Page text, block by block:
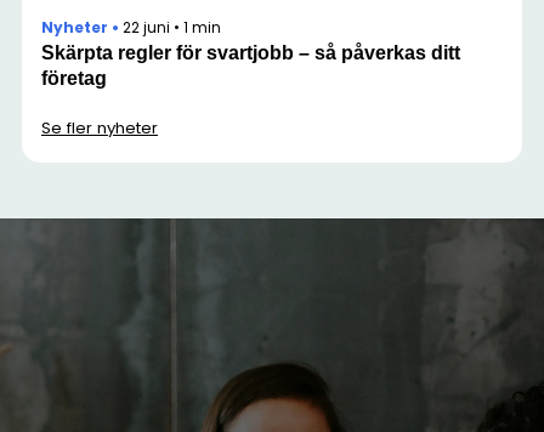
Nyheter • 22 juni • 1 min
Skärpta regler för svartjobb – så påverkas ditt
företag
Se fler nyheter